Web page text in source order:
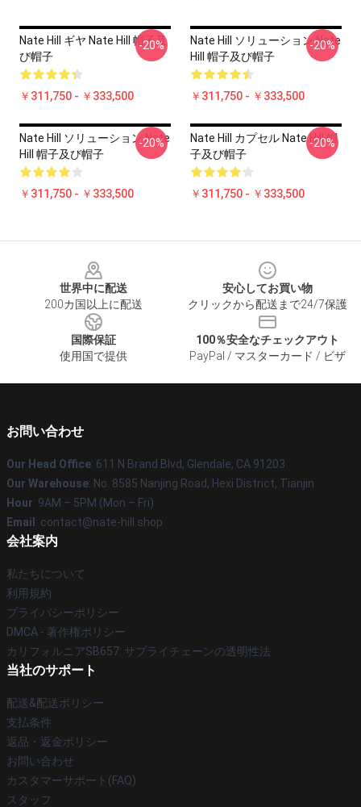
Nate Hill ギヤ Nate Hill 帽子及
び帽子
￥311,750 - ￥333,500
-20%
Nate Hill ソリューション Nate
Hill 帽子及び帽子
￥311,750 - ￥333,500
-20%
Nate Hill ソリューション Nate
Hill 帽子及び帽子
￥311,750 - ￥333,500
-20%
Nate Hill カプセル Nate Hill 帽
子及び帽子
￥311,750 - ￥333,500
-20%
世界中に配送
200カ国以上に配送
安心してお買い物
クリックから配送まで24/7保護
国際保証
使用国で提供
100％安全なチェックアウト
PayPal / マスターカード / ビザ
お問い合わせ
Our Head Office: 611 N Brand Blvd, Glendale, CA 91203
Our Warehouse: No. 8585 Nanjing Road, Hexi District, Tianjin
Hour: 9AM – 5PM (Mon – Fri)
Email : contact@nate-hill.shop
会社案内
私たちについて
利用規約
プライバシーポリシー
DMCA - 著作権ポリシー
カリフォルニアSB657: サプライチェーンの透明性法
当社のサポート
配送&配送ポリシー
支払条件
返品・返金ポリシー
お問い合わせ
カスタマーサポート(FAQ)
スタッフ